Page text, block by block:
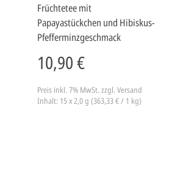
Früchtetee mit
Papayastückchen und Hibiskus-
Pfefferminzgeschmack
10,90 €
Preis inkl. 7% MwSt.zzgl. Versand
Inhalt: 15 x 2,0 g (363,33 € / 1 kg)